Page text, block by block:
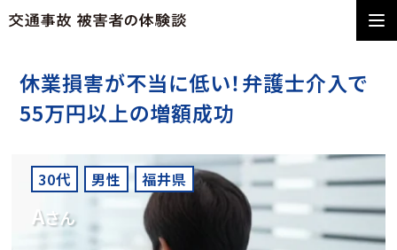
休業損害が不当に低い！弁護士介入で
55万円以上の増額成功
30代 男性 福井県
Aさん